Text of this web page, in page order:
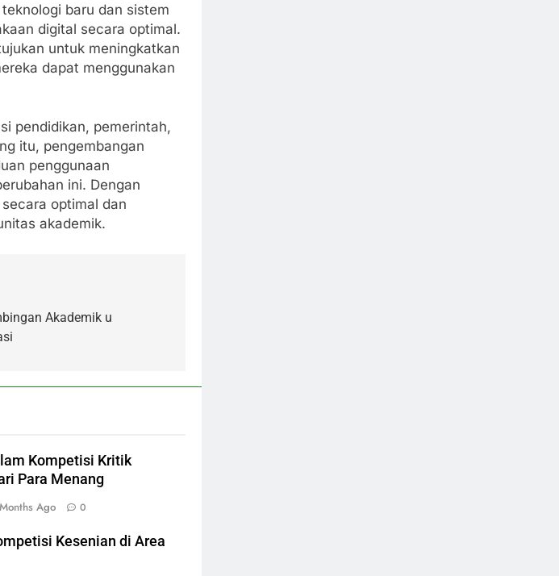
baru dan sistem
digital secara optimal.
untuk meningkatkan
dapat menggunakan
pendidikan, pemerintah,
itu, pengembangan
penggunaan
ini. Dengan
optimal dan
akademik.
Akademik u
Kompetisi Kritik
Para Menang
Ago 0
Kesenian di Area